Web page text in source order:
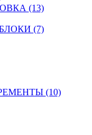
(13)
(7)
(10)